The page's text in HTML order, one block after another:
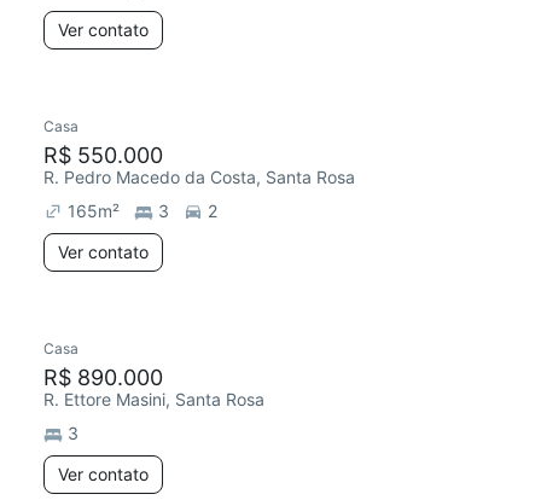
Ver contato
Casa
R$ 550.000
R. Pedro Macedo da Costa, Santa Rosa
165m² 3
2
Ver contato
Chegou este mês
Casa
R$ 890.000
R. Ettore Masini, Santa Rosa
3
Ver contato